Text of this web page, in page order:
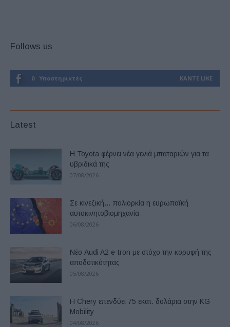
Follows us
0 Υποστηρικτές ΚΆΝΤΕ LIKE
Latest
Η Toyota φέρνει νέα γενιά μπαταριών για τα
υβριδικά της
07/08/2026
Σε κινεζική… πολιορκία η ευρωπαϊκή
αυτοκινητοβιομηχανία
06/08/2026
Νέο Audi A2 e-tron με στόχο την κορυφή της
αποδοτικότητας
05/08/2026
Η Chery επενδύει 75 εκατ. δολάρια στην KG
Mobility
04/08/2026